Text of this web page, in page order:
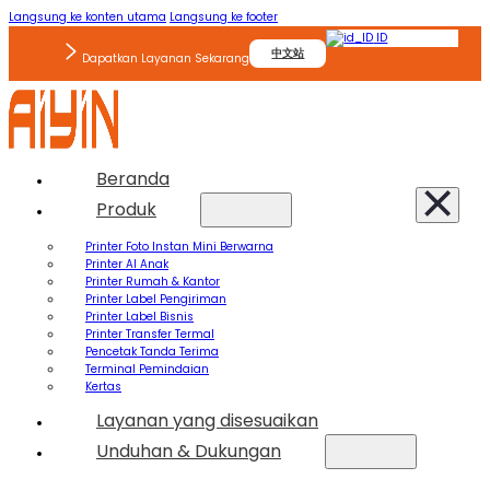
Langsung ke konten utama Langsung ke footer
Dapatkan Layanan Sekarang 中文站
ID
Beranda
Produk
Printer Foto Instan Mini Berwarna
Printer AI Anak
Printer Rumah & Kantor
Printer Label Pengiriman
Printer Label Bisnis
Printer Transfer Termal
Pencetak Tanda Terima
Terminal Pemindaian
Kertas
Layanan yang disesuaikan
Unduhan & Dukungan